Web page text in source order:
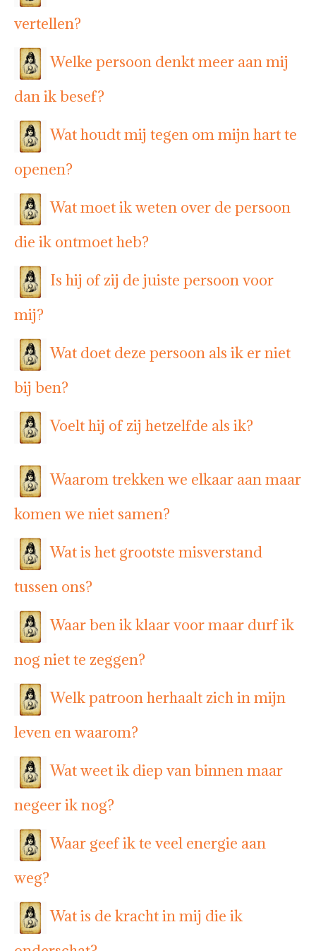
vertellen?
Welke persoon denkt meer aan mij
dan ik besef?
Wat houdt mij tegen om mijn hart te
openen?
Wat moet ik weten over de persoon
die ik ontmoet heb?
Is hij of zij de juiste persoon voor
mij?
Wat doet deze persoon als ik er niet
bij ben?
Voelt hij of zij hetzelfde als ik?
Waarom trekken we elkaar aan maar
komen we niet samen?
Wat is het grootste misverstand
tussen ons?
Waar ben ik klaar voor maar durf ik
nog niet te zeggen?
Welk patroon herhaalt zich in mijn
leven en waarom?
Wat weet ik diep van binnen maar
negeer ik nog?
Waar geef ik te veel energie aan
weg?
Wat is de kracht in mij die ik